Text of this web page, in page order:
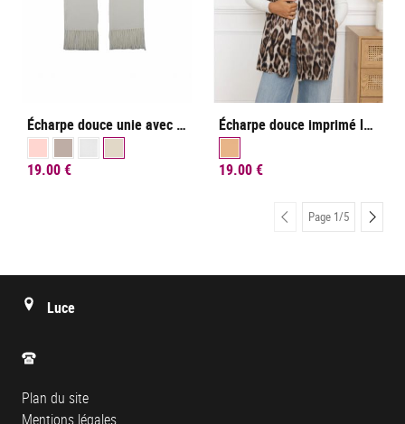
Écharpe douce unie avec franges
19.00 €
Écharpe douce imprimé léopard
19.00 €
PRÉCÉDENT
Page 1/5
Luce
Plan du site
Mentions légales